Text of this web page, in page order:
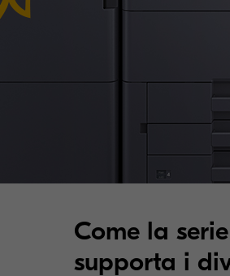
Come la
supporta i